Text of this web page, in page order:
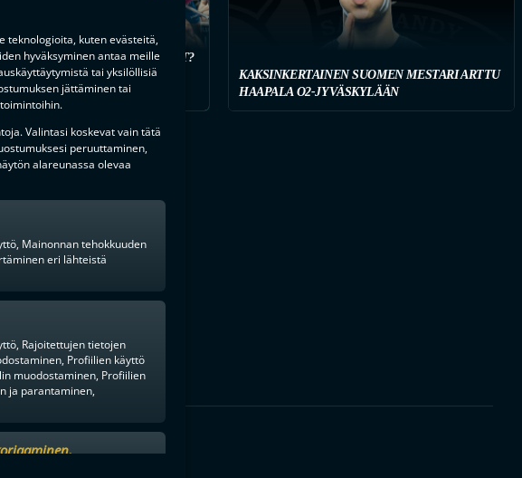
teknologioita, kuten evästeitä,
hyväksyminen antaa meille
tai yksilöllisiä
jättäminen tai
Valintasi koskevat vain tätä
peruuttaminen,
alareunassa olevaa
Mainonnan tehokkuuden
eri lähteistä
Rajoitettujen tietojen
Profiilien käyttö
muodostaminen, Profiilien
ja parantaminen,
KESÄN KOVIMMAT HANKINNAT?
SEUROJEN JULKAISTUJA
KAKSINKERTAINEN SUOMEN MESTARI ARTTU
HAAPALA O2-JYVÄSKYLÄÄN